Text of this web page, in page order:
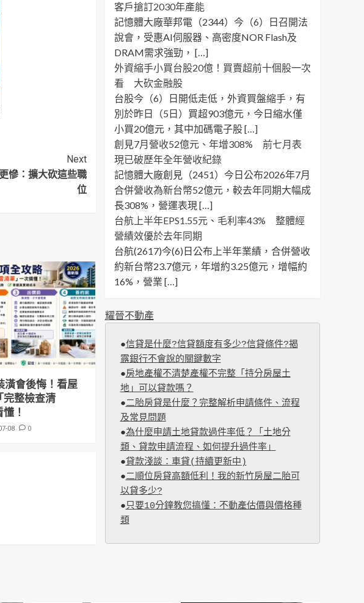
Next
慘：擴大砍這些職
位
潢會後悔！看屋
完整檢查清
！
08 0
客戶搶訂2030年產能
記憶體大廠華邦電（2344）今（6）日召開法
說會，受惠AI伺服器、高密度NOR Flash及
DRAM需求強勁， […]
外資縮手小買台股20億！買賣超前十個股一次
看 大砍金融股
台股今（6）日開低走低，外資買盤縮手，有
別於昨日（5日）買超903億元，今日縮水僅
小買20億元，其中加碼電子股 […]
創見7月營收52億元、年增308% 前七月表
現已破歷年全年營收紀錄
記憶體大廠創見（2451）今日公布2026年7月
合併營收為新台幣52億元，較去年同期大幅成
長308%，營運表現 […]
台航上半年EPS1.55元、毛利率43% 整體經
營績效優於去年同期
台航(2617)今(6)日公布上半年業績，合併營收
約新台幣23.7億元，年增約3.25億元，增幅約
16%，營業 […]
耀晉不動產
●信貸是什麼?信貸額度有多少?信貸條件?揭
露銀行不會說的關鍵數字
●房地產權不清楚產權不完整「持分房屋土
地」可以貸款嗎？
●二胎房貸是什麼？完整解析申請條件、流程
及常見問題
●為什麼申請土地貸款過件率低？「土地分
類、貸款申請流程、如何提升過件率」
●貸款淺談：車貸(持續更新中)
●二順位房貸高額低利！我的新竹房屋二胎可
以貸多少?
●只要10分鐘教您搞懂：不動產估價與價格種
類